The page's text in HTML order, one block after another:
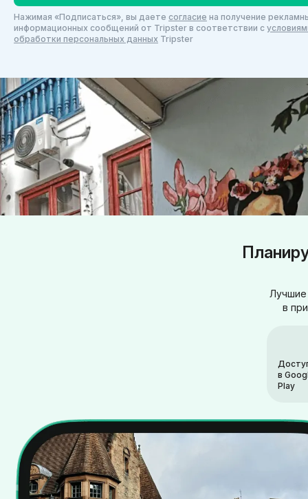
Нажимая «Подписаться», вы даете согласие на получение
информационных сообщений от Tripster в соответствии c
обработки персональных данных Tripster
в
в
Play